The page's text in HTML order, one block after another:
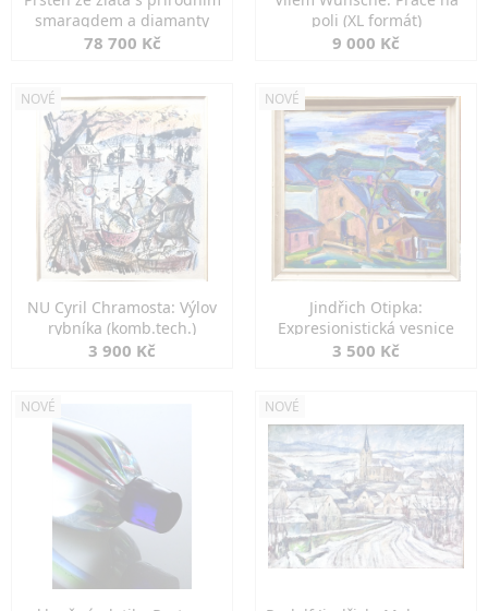
smaragdem a diamanty
78 700 Kč
poli (XL formát)
9 000 Kč
NOVÉ
NU Cyril Chramosta: Výlov
rybníka (komb.tech.)
3 900 Kč
NOVÉ
Jindřich Otipka:
Expresionistická vesnice
3 500 Kč
NOVÉ NOVÉ